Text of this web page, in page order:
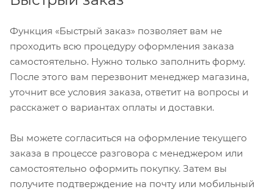
Функция «Быстрый заказ» позволяет вам не
проходить всю процедуру оформления заказа
самостоятельно. Нужно только заполнить форму.
После этого вам перезвонит менеджер магазина,
уточнит все условия заказа, ответит на вопросы и
расскажет о вариантах оплаты и доставки.
Вы можете согласиться на оформление текущего
заказа в процессе разговора с менеджером или
самостоятельно оформить покупку. Затем вы
получите подтверждение на почту или мобильный